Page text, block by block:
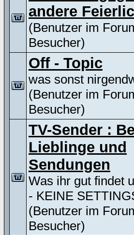
andere
(Benutzer im
Besucher)
Off - Topic
was sonst
(Benutzer im
Besucher)
TV-Sender :
Lieblinge und
Sendungen
Was ihr gut findet
- KEINE
(Benutzer im
Besucher)